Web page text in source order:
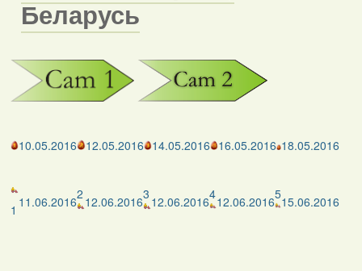
Беларусь
10.05.2016 12.05.2016 14.05.2016 16.05.2016 18.05.2016
1 11.06.20162 12.06.20163 12.06.2016412.06.2016515.06.2016